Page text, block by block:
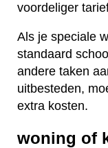
voordeliger
Als je speciale
standaard
andere taken
uitbesteden,
extra kosten.
woning of